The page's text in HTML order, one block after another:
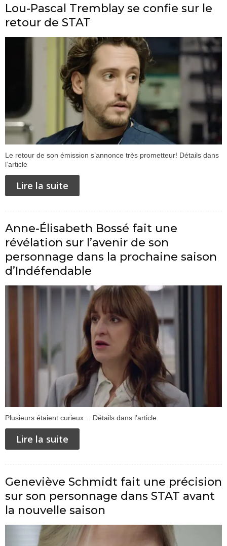
Lou-Pascal Tremblay se confie sur le
retour de STAT
Le retour de son émission s’annonce très prometteur! Détails dans
l’article
Lire la suite
Anne-Élisabeth Bossé fait une
révélation sur l’avenir de son
personnage dans la prochaine saison
d’Indéfendable
Plusieurs étaient curieux… Détails dans l’article.
Lire la suite
Geneviève Schmidt fait une précision
sur son personnage dans STAT avant
la nouvelle saison